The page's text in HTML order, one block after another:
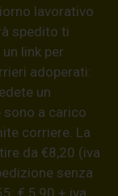
lavorativo
spedito ti
link per
adoperati:
un
sono a carico
corriere. La
da €8,20 (iva
senza
€ 5,90 + iva